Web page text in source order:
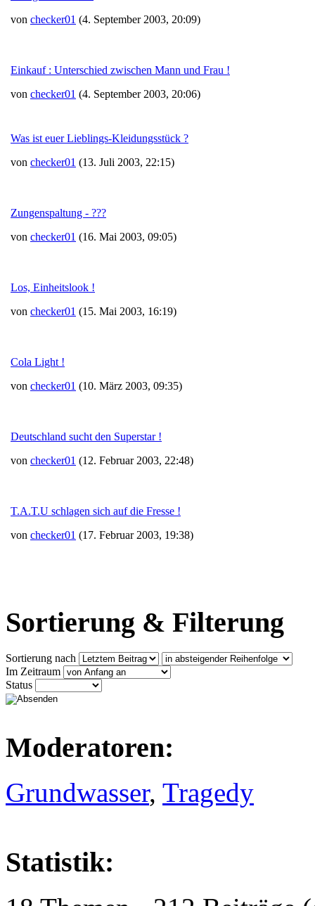
von checker01 (4. September 2003, 20:09)
Einkauf : Unterschied zwischen Mann und Frau !
von checker01 (4. September 2003, 20:06)
Was ist euer Lieblings-Kleidungsstück ?
von checker01 (13. Juli 2003, 22:15)
Zungenspaltung - ???
von checker01 (16. Mai 2003, 09:05)
Los, Einheitslook !
von checker01 (15. Mai 2003, 16:19)
Cola Light !
von checker01 (10. März 2003, 09:35)
Deutschland sucht den Superstar !
von checker01 (12. Februar 2003, 22:48)
T.A.T.U schlagen sich auf die Fresse !
von checker01 (17. Februar 2003, 19:38)
Sortierung & Filterung
Sortierung nach
Im Zeitraum
Status
Moderatoren:
Grundwasser, Tragedy
Statistik: